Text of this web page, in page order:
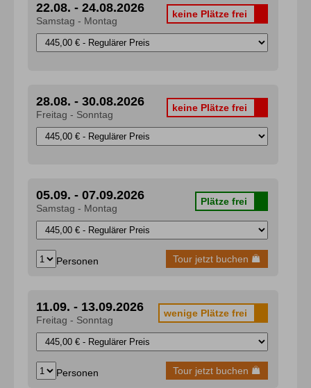
7. Versicherungen
9. Tourismusabgaben
10. Hinweise zu körperlichen Einschränkungen
11. Sprache
22.08. - 24.08.2026
Samstag - Montag
keine Plätze frei
28.08. - 30.08.2026
Freitag - Sonntag
keine Plätze frei
05.09. - 07.09.2026
Samstag - Montag
Plätze frei
Personen Tour jetzt buchen
11.09. - 13.09.2026
Freitag - Sonntag
wenige Plätze frei
Personen Tour jetzt buchen